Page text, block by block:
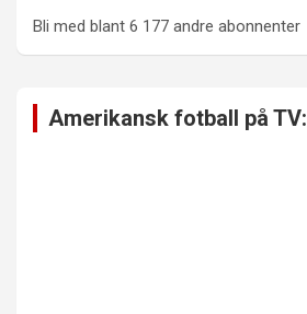
Bli med blant 6 177 andre abonnenter
Amerikansk fotball på TV: